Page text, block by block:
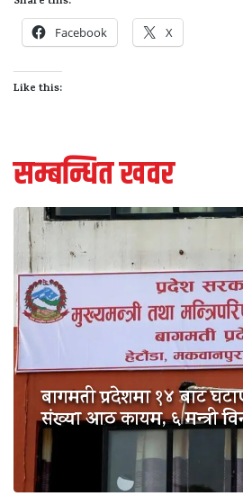
Facebook X
Like this:
सम्बन्धित खवर
बागमती प्रदेशमा १४ बाट
संख्या आठ कायम, ६ मन्त्री